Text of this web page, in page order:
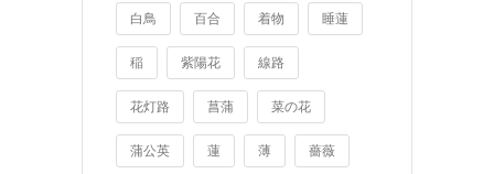
白鳥 百合 着物 睡蓮
稲 紫陽花 線路
花灯路 菖蒲 菜の花
蒲公英 蓮 薄 薔薇